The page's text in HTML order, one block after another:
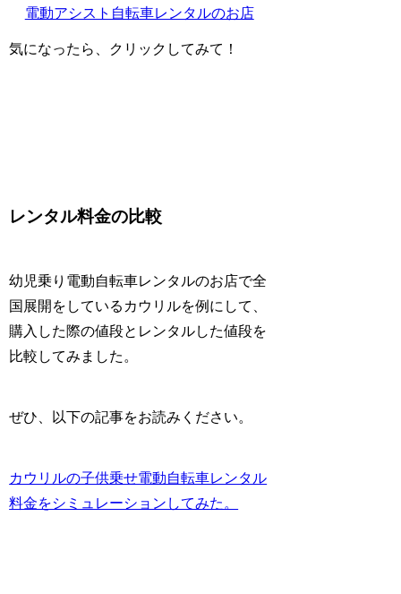
電動アシスト自転車レンタルのお店
気になったら、クリックしてみて！
レンタル料金の比較
幼児乗り電動自転車レンタルのお店で全
国展開をしているカウリルを例にして、
購入した際の値段とレンタルした値段を
比較 してみました。
ぜひ、以下の記事をお読みください。
カウリルの子供乗せ電動自転車レンタル
料金をシミュレーションしてみた。